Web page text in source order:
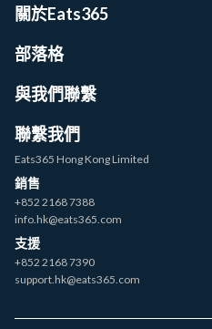
關於Eats365
部落格
與我們聯繫
聯繫我們
Eats365 Hong Kong Limited
銷售
+852 2168 7388
info.hk@eats365.com
支援
+852 2168 7390
support.hk@eats365.com